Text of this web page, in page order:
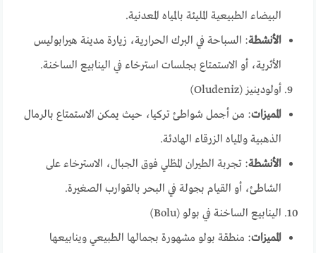
البيضاء الطبيعية المليئة بالمياه المعدنية.
الأنشطة: السباحة في البرك الحرارية، زيارة مدينة هيرابوليس
الأثرية، أو الاستمتاع بجلسات استرخاء في الينابيع الساخنة.
أولودينيز (Oludeniz)
المميزات: من أجمل شواطئ تركيا، حيث يمكن الاستمتاع بالرمال
الذهبية والمياه الزرقاء الهادئة.
الأنشطة: تجربة الطيران المظلي فوق الجبال، الاسترخاء على
الشاطئ، أو القيام بجولة في البحر بالقوارب الصغيرة.
الينابيع الساخنة في بولو (Bolu)
المميزات: منطقة بولو مشهورة بجمالها الطبيعي وينابيعها